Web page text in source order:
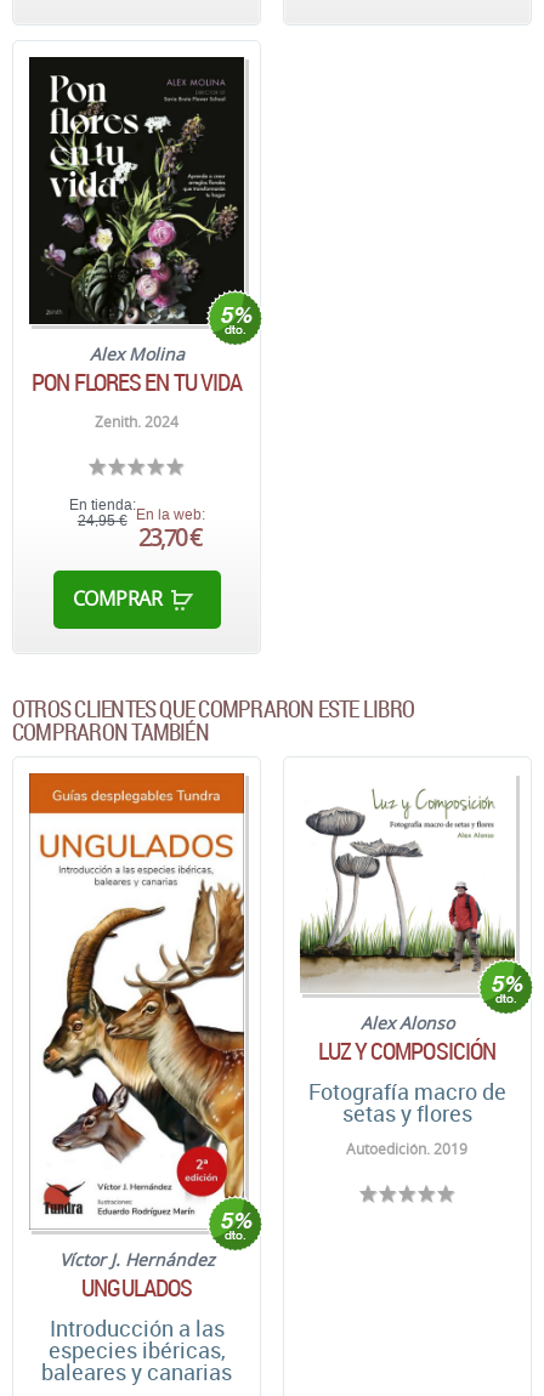
Alex Molina
PON FLORES EN TU VIDA
Zenith. 2024
En tienda:
24,95 € En la web:
23,70 €
COMPRAR
OTROS CLIENTES QUE COMPRARON ESTE LIBRO
COMPRARON TAMBIÉN
Víctor J. Hernández
UNGULADOS
Introducción a las
especies ibéricas,
baleares y canarias
Alex Alonso
LUZ Y COMPOSICIÓN
Fotografía macro de
setas y flores
Autoedición. 2019